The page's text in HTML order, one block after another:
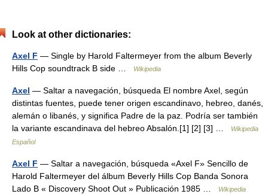
Look at other dictionaries:
Axel F — Single by Harold Faltermeyer from the album Beverly
Hills Cop soundtrack B side …
Wikipedia
Axel — Saltar a navegación, búsqueda El nombre Axel, según
distintas fuentes, puede tener origen escandinavo, hebreo, danés,
alemán o libanés, y significa Padre de la paz. Podría ser también
la variante escandinava del hebreo Absalón.[1] [2] [3] …
Wikipedia
Español
Axel F — Saltar a navegación, búsqueda «Axel F» Sencillo de
Harold Faltermeyer del álbum Beverly Hills Cop Banda Sonora
Lado B « Discovery Shoot Out » Publicación 1985 …
Wikipedia